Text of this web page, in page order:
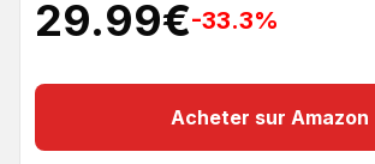
29.99€-33.3%
Acheter sur Amazon